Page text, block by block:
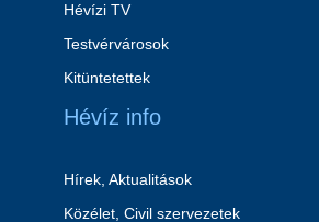
Hévízi TV
Testvérvárosok
Kitüntetettek
Hévíz info
Hírek, Aktualitások
Közélet, Civil szervezetek